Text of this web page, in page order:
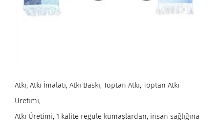
Atkı, Atkı İmalatı, Atkı Baskı, Toptan Atkı, Toptan Atkı
Üretimi,
Atkı Üretimi, 1 kalite regule kumaşlardan, insan sağlığına